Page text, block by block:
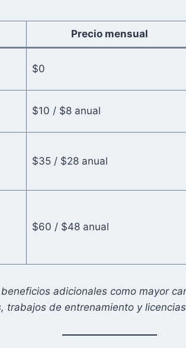
Precio mensual
$0
$10 / $8 anual
$35 / $28 anual
$60 / $48 anual
adicionales como mayor
trabajos de entrenamiento y